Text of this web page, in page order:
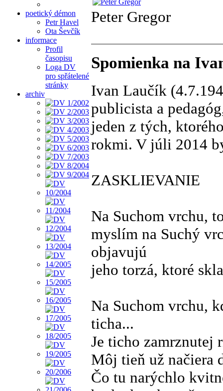
poetický démon
Petr Havel
Ota Ševčík
informace
Profil
časopisu
Loga DV
pro spřátelené
stránky
archiv
Peter Gregor
Spomienka na
Ivan Laučík
publicista a
jeden z tých,
rokmi. V júli 2014
ZASKLIEVANIE
Na Suchom vrchu,
myslím na Suchý
objavujú
jeho torzá, ktoré
Na Suchom vrchu,
ticha...
Je ticho zamrznutej
Môj tieň už načiera
Čo tu narýchlo